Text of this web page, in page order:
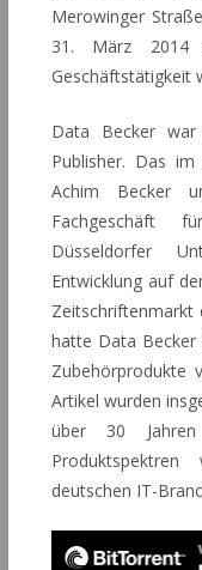
Merowinger
31. März 2014
Geschäftstätigkeit
Data Becker
Publisher. Das
Achim Becker
Fachgeschäft
Düsseldorfer
Entwicklung auf
Zeitschriftenmarkt
hatte Data Becker
Zubehörprodukte
Artikel wurden
über 30
deutschen IT-